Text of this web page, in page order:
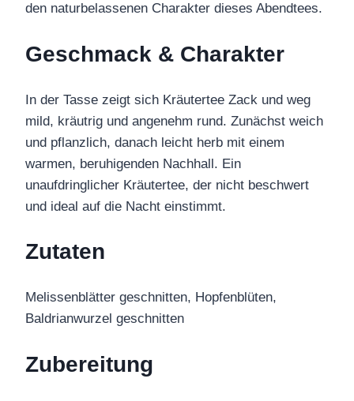
den naturbelassenen Charakter dieses Abendtees.
Geschmack & Charakter
In der Tasse zeigt sich Kräutertee Zack und weg
mild, kräutrig und angenehm rund. Zunächst weich
und pflanzlich, danach leicht herb mit einem
warmen, beruhigenden Nachhall. Ein
unaufdringlicher Kräutertee, der nicht beschwert
und ideal auf die Nacht einstimmt.
Zutaten
Melissenblätter geschnitten, Hopfenblüten,
Baldrianwurzel geschnitten
Zubereitung